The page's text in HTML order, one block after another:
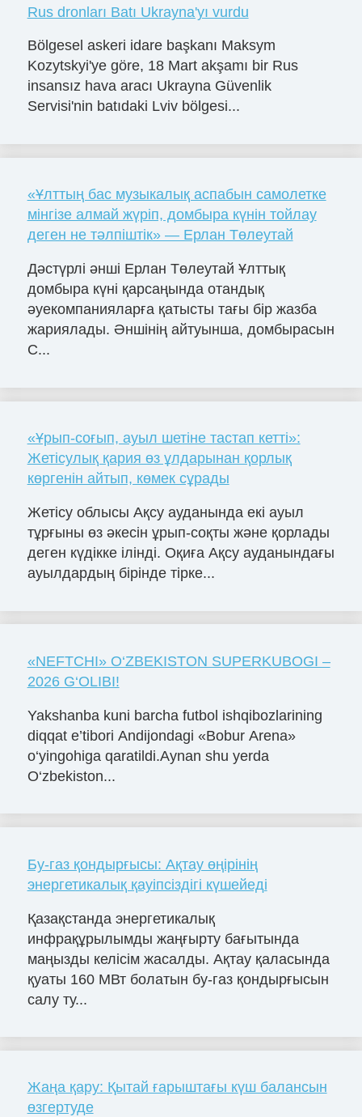
Rus dronları Batı Ukrayna'yı vurdu
Bölgesel askeri idare başkanı Maksym
Kozytskyi'ye göre, 18 Mart akşamı bir Rus
insansız hava aracı Ukrayna Güvenlik
Servisi'nin batıdaki Lviv bölgesi...
«Ұлттың бас музыкалық аспабын самолетке
мінгізе алмай жүріп, домбыра күнін тойлау
деген не тәлпіштік» — Ерлан Төлеутай
Дәстүрлі әнші Ерлан Төлеутай Ұлттық
домбыра күні қарсаңында отандық
әуекомпанияларға қатысты тағы бір жазба
жариялады. Әншінің айтуынша, домбырасын
С...
«Ұрып-соғып, ауыл шетіне тастап кетті»:
Жетісулық қария өз ұлдарынан қорлық
көргенін айтып, көмек сұрады
Жетісу облысы Ақсу ауданында екі ауыл
тұрғыны өз әкесін ұрып-соқты және қорлады
деген күдікке ілінді. Оқиға Ақсу ауданындағы
ауылдардың бірінде тірке...
«NЕFTCHI» O‘ZBЕKISTON SUPЕRKUBOGI –
2026 G‘OLIBI!
Yakshanba kuni barcha futbol ishqibozlarining
diqqat e’tibori Andijondagi «Bobur Arena»
o‘yingohiga qaratildi.Aynan shu yerda
O‘zbekiston...
Бу-газ қондырғысы: Ақтау өңірінің
энергетикалық қауіпсіздігі күшейеді
Қазақстанда энергетикалық
инфрақұрылымды жаңғырту бағытында
маңызды келісім жасалды. Ақтау қаласында
қуаты 160 МВт болатын бу-газ қондырғысын
салу ту...
Жаңа қару: Қытай ғарыштағы күш балансын
өзгертуде